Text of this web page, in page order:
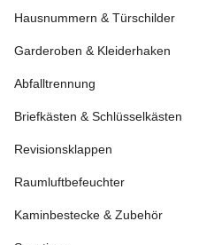
Hausnummern & Türschilder
Garderoben & Kleiderhaken
Abfalltrennung
Briefkästen & Schlüsselkästen
Revisionsklappen
Raumluftbefeuchter
Kaminbestecke & Zubehör